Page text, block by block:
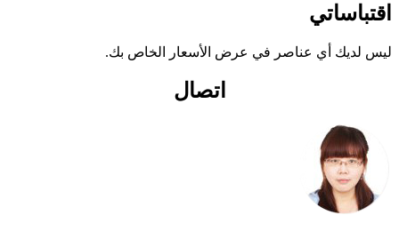
لديك أي عناصر في عرض الأسعار الخاص بك.
اتصال